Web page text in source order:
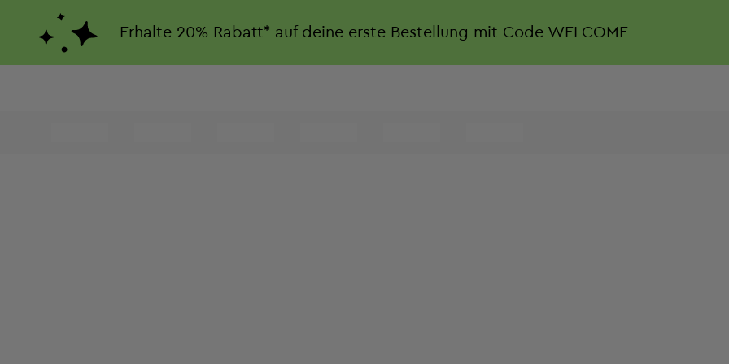
Erhalte 20% Rabatt* auf deine erste Bestellung mit Code WELCOME